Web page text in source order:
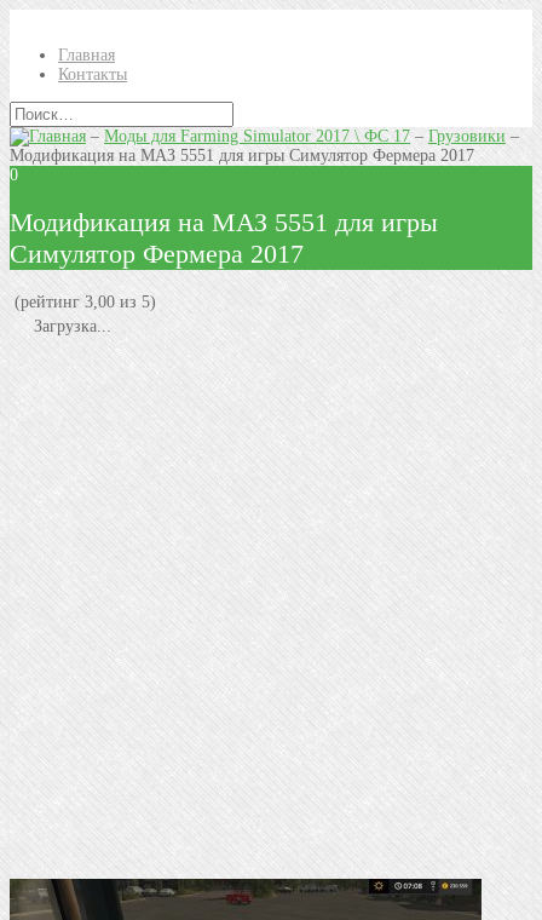
Главная
Контакты
–Моды для Farming Simulator 2017 \ ФС 17– Грузовики –
Модификация на МАЗ 5551 для игры Симулятор Фермера 2017
0
Модификация на МАЗ 5551 для игры
Симулятор Фермера 2017
(рейтинг 3,00 из 5)
Загрузка...